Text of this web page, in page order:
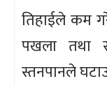
तिहाईले कम
पखला तथा
स्तनपानले